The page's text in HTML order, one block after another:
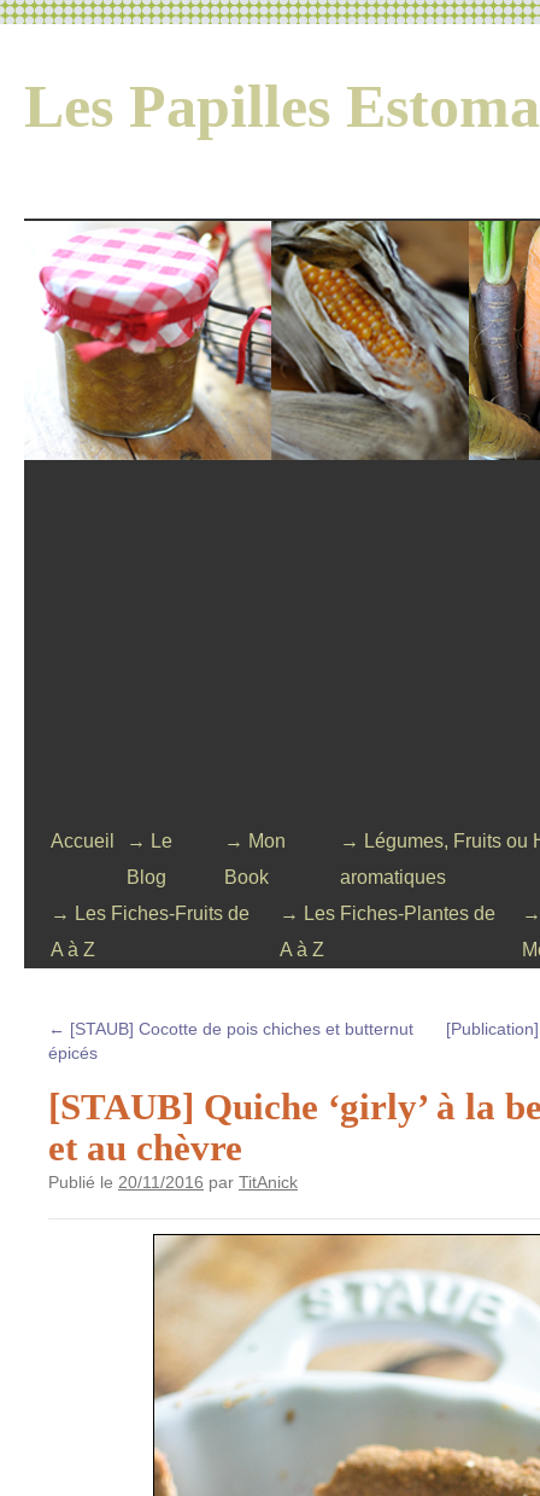
Les Papilles
Accueil
→ Le
Blog
→ Mon
Book
→ Légumes, Fruits ou
aromatiques
→ Les Fiches-Fruits de
A à Z
→ Les Fiches-Plantes de
A à Z
→
← [STAUB] Cocotte de pois chiches et butternut
épicés
[STAUB] Quiche ‘girly’ à la
et au chèvre
Publié le 20/11/2016 par TitAnick